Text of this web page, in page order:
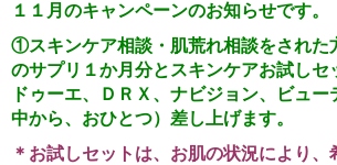
１１月のキャンペーンのお知らせです。
①スキンケア相談・肌荒れ相談をされた
のサプリ１か月分とスキンケアお試しセ
ドゥーエ、ＤＲＸ、ナビジョン、ビュ
中から、おひとつ）差し上げます。
＊お試しセットは、お肌の状況により、